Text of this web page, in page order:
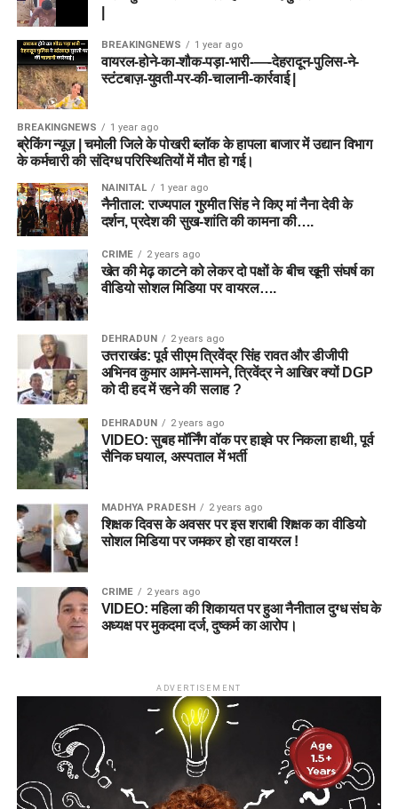
BREAKINGNEWS 1 year ago
वायरल-होने-का-शौक-पड़ा-भारी-—-देहरादून-पुलिस-ने-
स्टंटबाज़-युवती-पर-की-चालानी-कार्रवाई |
BREAKINGNEWS 1 year ago
ब्रेकिंग न्यूज़ | चमोली जिले के पोखरी ब्लॉक के हापला बाजार में उद्यान विभाग
के कर्मचारी की संदिग्ध परिस्थितियों में मौत हो गई।
NAINITAL 1 year ago
नैनीताल: राज्यपाल गुरमीत सिंह ने किए मां नैना देवी के
दर्शन, प्रदेश की सुख-शांति की कामना की….
CRIME 2 years ago
खेत की मेढ़ काटने को लेकर दो पक्षों के बीच खूनी संघर्ष का
वीडियो सोशल मिडिया पर वायरल….
DEHRADUN 2 years ago
उत्तराखंड: पूर्व सीएम त्रिवेंद्र सिंह रावत और डीजीपी
अभिनव कुमार आमने-सामने, त्रिवेंद्र ने आखिर क्यों DGP
को दी हद में रहने की सलाह ?
DEHRADUN 2 years ago
VIDEO: सुबह मॉर्निंग वॉक पर हाइवे पर निकला हाथी, पूर्व
सैनिक घयाल, अस्पताल में भर्ती
MADHYA PRADESH 2 years ago
शिक्षक दिवस के अवसर पर इस शराबी शिक्षक का वीडियो
सोशल मिडिया पर जमकर हो रहा वायरल !
CRIME 2 years ago
VIDEO: महिला की शिकायत पर हुआ नैनीताल दुग्ध संघ के
अध्यक्ष पर मुकदमा दर्ज, दुष्कर्म का आरोप।
ADVERTISEMENT